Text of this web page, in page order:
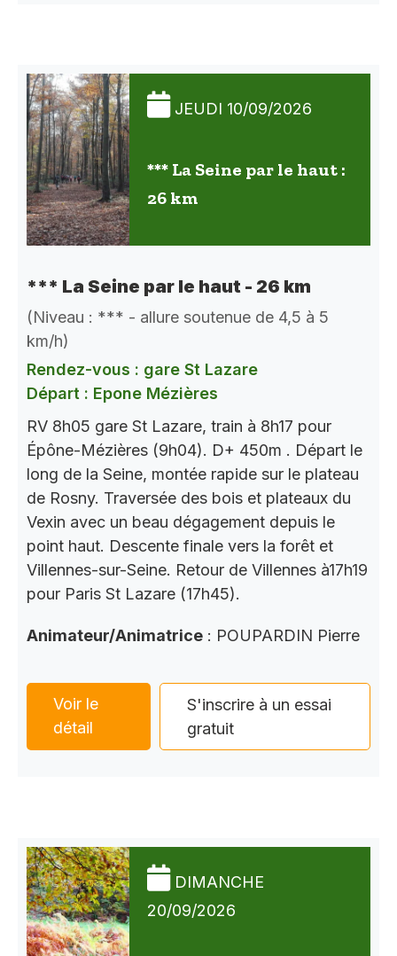
JEUDI 10/09/2026
*** La Seine par le haut :
26 km
*** La Seine par le haut - 26 km
(Niveau : *** - allure soutenue de 4,5 à 5
km/h)
Rendez-vous : gare St Lazare
Départ : Epone Mézières
RV 8h05 gare St Lazare, train à 8h17 pour
Épône-Mézières (9h04). D+ 450m . Départ le
long de la Seine, montée rapide sur le plateau
de Rosny. Traversée des bois et plateaux du
Vexin avec un beau dégagement depuis le
point haut. Descente finale vers la forêt et
Villennes-sur-Seine. Retour de Villennes à17h19
pour Paris St Lazare (17h45).
Animateur/Animatrice : POUPARDIN Pierre
Voir le
détail
S'inscrire à un essai
gratuit
DIMANCHE
20/09/2026